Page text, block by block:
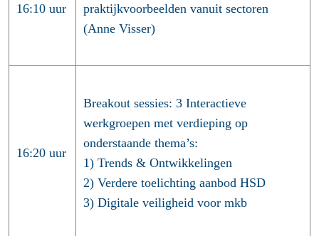
16:10 uur
praktijkvoorbeelden vanuit sectoren
(Anne Visser)
16:20 uur
Breakout sessies: 3 Interactieve
werkgroepen met verdieping op
onderstaande thema’s:
1) Trends & Ontwikkelingen
2) Verdere toelichting aanbod HSD
3) Digitale veiligheid voor mkb